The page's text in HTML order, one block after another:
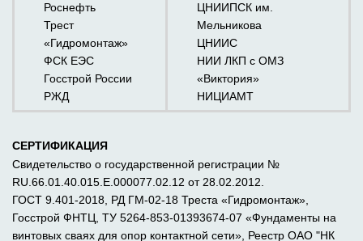
Роснефть
Трест
«Гидромонтаж»
ФСК ЕЭС
Госстрой России
РЖД
ЦНИИПСК им.
Мельникова
ЦНИИС
НИИ ЛКП с ОМЗ
«Виктория»
НИЦИАМТ
СЕРТИФИКАЦИЯ
Свидетельство о государственной регистрации №
RU.66.01.40.015.Е.000077.02.12 от 28.02.2012.
ГОСТ 9.401-2018, РД ГМ-02-18 Треста «Гидромонтаж»,
Госстрой ФНТЦ, ТУ 5264-853-01393674-07 «Фундаменты на
винтовых сваях для опор контактной сети», Реестр ОАО "НК